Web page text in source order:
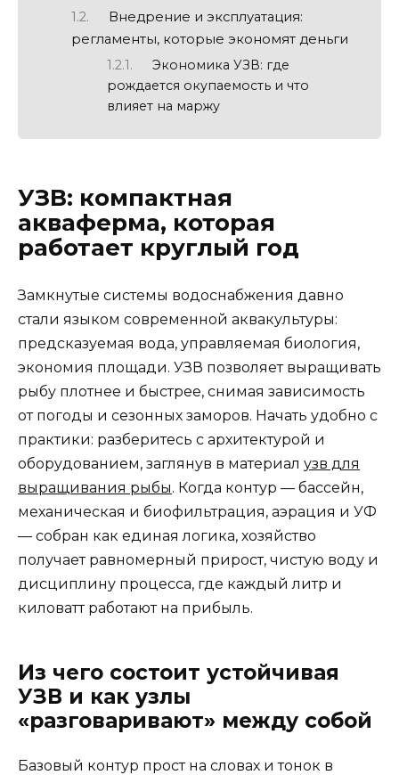
Внедрение и эксплуатация:
регламенты, которые экономят деньги
Экономика УЗВ: где
рождается окупаемость и что
влияет на маржу
УЗВ: компактная
акваферма, которая
работает круглый год
Замкнутые системы водоснабжения давно
стали языком современной аквакультуры:
предсказуемая вода, управляемая биология,
экономия площади. УЗВ позволяет выращивать
рыбу плотнее и быстрее, снимая зависимость
от погоды и сезонных заморов. Начать удобно с
практики: разберитесь с архитектурой и
оборудованием, заглянув в материал узв для
выращивания рыбы. Когда контур — бассейн,
механическая и биофильтрация, аэрация и УФ
— собран как единая логика, хозяйство
получает равномерный прирост, чистую воду и
дисциплину процесса, где каждый литр и
киловатт работают на прибыль.
Из чего состоит устойчивая
УЗВ и как узлы
«разговаривают» между собой
Базовый контур прост на словах и тонок в